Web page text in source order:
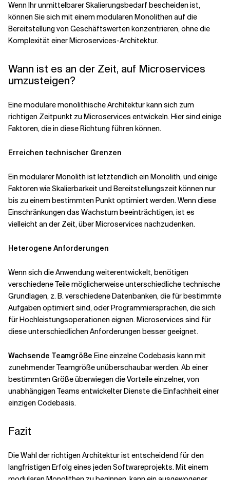
Wenn Ihr unmittelbarer Skalierungsbedarf bescheiden ist,
können Sie sich mit einem modularen Monolithen auf die
Bereitstellung von Geschäftswerten konzentrieren, ohne die
Komplexität einer Microservices-Architektur.
Wann ist es an der Zeit, auf Microservices
umzusteigen?
Eine modulare monolithische Architektur kann sich zum
richtigen Zeitpunkt zu Microservices entwickeln. Hier sind einige
Faktoren, die in diese Richtung führen können.
Erreichen technischer Grenzen
Ein modularer Monolith ist letztendlich ein Monolith, und einige
Faktoren wie Skalierbarkeit und Bereitstellungszeit können nur
bis zu einem bestimmten Punkt optimiert werden. Wenn diese
Einschränkungen das Wachstum beeinträchtigen, ist es
vielleicht an der Zeit, über Microservices nachzudenken.
Heterogene Anforderungen
Wenn sich die Anwendung weiterentwickelt, benötigen
verschiedene Teile möglicherweise unterschiedliche technische
Grundlagen, z. B. verschiedene Datenbanken, die für bestimmte
Aufgaben optimiert sind, oder Programmiersprachen, die sich
für Hochleistungsoperationen eignen. Microservices sind für
diese unterschiedlichen Anforderungen besser geeignet.
Wachsende Teamgröße Eine einzelne Codebasis kann mit
zunehmender Teamgröße unüberschaubar werden. Ab einer
bestimmten Größe überwiegen die Vorteile einzelner, von
unabhängigen Teams entwickelter Dienste die Einfachheit einer
einzigen Codebasis.
Fazit
Die Wahl der richtigen Architektur ist entscheidend für den
langfristigen Erfolg eines jeden Softwareprojekts. Mit einem